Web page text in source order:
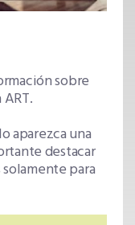
sobre
aparezca una
destacar
para